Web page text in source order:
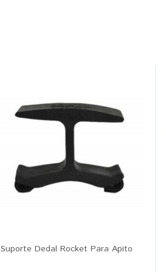
Suporte Dedal Rocket Para Apito